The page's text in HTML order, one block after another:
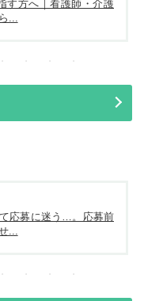
す方へ｜看護師・介護
...
応募に迷う…。応募前
...